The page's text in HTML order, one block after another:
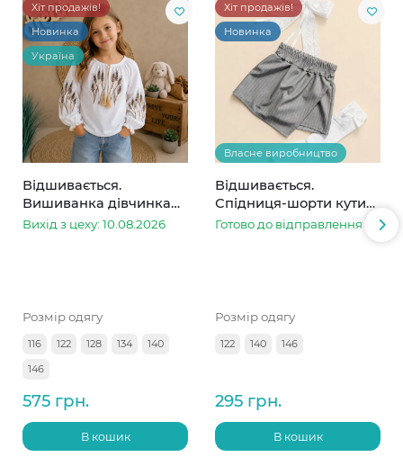
Хіт продажів!
Новинка
Україна
Відшивається.
Вишиванка дівчинка
колоски
Вихід з цеху: 10.08.2026
Розмір одягу
116 122 128 134
140
146
575 грн.
В кошик
Хіт продажів!
Новинка
Власне виробництво
Відшивається.
Спідниця-шорти кутик
сіра в смужку
Готово до відправлення
Розмір одягу
122 140 146
295 грн.
В кошик